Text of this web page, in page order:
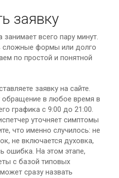
заявку
всего пару минут.
сложные формы или долго
по простой и понятной
заявку на сайте.
обращение в любое время в
графика с 9:00 до 21:00.
уточняет симптомы
что именно случилось: не
не включается духовка,
ошибка. На этом этапе,
с базой типовых
сразу назвать